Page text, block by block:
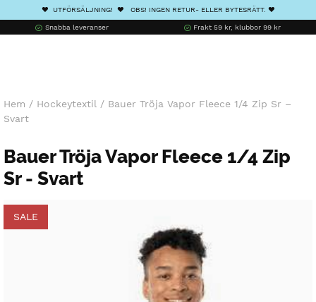
❤️ UTFÖRSÄLJNING! ❤️ OBS! INGEN RETUR- ELLER BYTESRÄTT. ❤️
Snabba leveranser Frakt 59 kr, klubbor 99 kr
Hem / Hockeytextil / Bauer Tröja Vapor Fleece 1/4 Zip Sr –
Svart
Bauer Tröja Vapor Fleece 1/4 Zip
Sr - Svart
SALE